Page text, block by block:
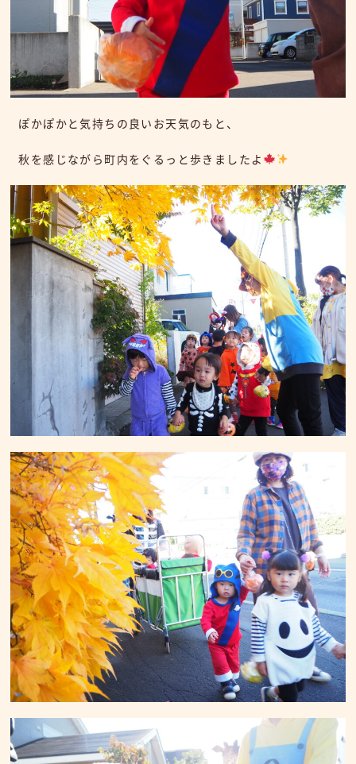
ぽかぽかと気持ちの良いお天気のもと、
秋を感じながら町内をぐるっと歩きましたよ